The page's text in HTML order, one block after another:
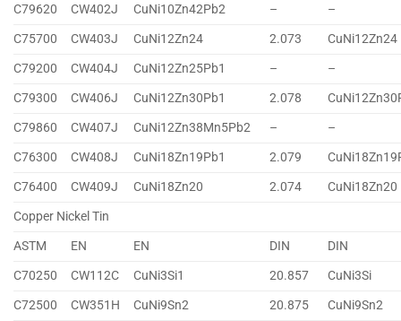
C79620
CW402J CuNi10Zn42Pb2 –
–
C75700
CW403J CuNi12Zn24 2.073
CuNi12Zn24
C79200
CW404J CuNi12Zn25Pb1 –
–
C79300
CW406J CuNi12Zn30Pb1 2.078
C79860
CW407J CuNi12Zn38Mn5Pb2 –
–
C76300
CW408J CuNi18Zn19Pb1 2.079
C76400
CW409J CuNi18Zn20 2.074
CuNi18Zn20
Copper Nickel Tin
ASTM
EN EN DIN
DIN
C70250
CW112C CuNi3Si1 20.857
CuNi3Si
C72500
CW351H CuNi9Sn2 20.875
CuNi9Sn2